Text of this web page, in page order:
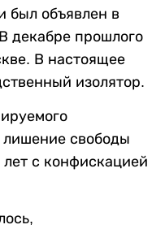
был объявлен в
декабре прошлого
В настоящее
изолятор.
лишение свободы
с конфискацией